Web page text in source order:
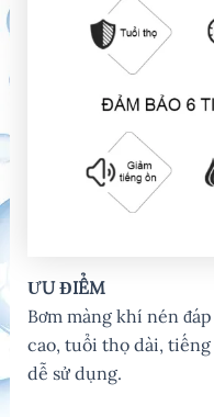
ƯU ĐIỂM
Bơm màng khí nén
cao, tuổi thọ dài,
dễ sử dụng.